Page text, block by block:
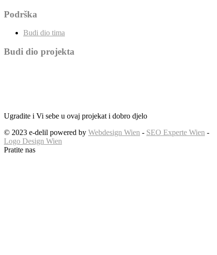
Podrška
Budi dio tima
Budi dio projekta
Ugradite i Vi sebe u ovaj projekat i dobro djelo
© 2023 e-delil powered by Webdesign Wien - SEO Experte Wien -
Logo Design Wien
Pratite nas